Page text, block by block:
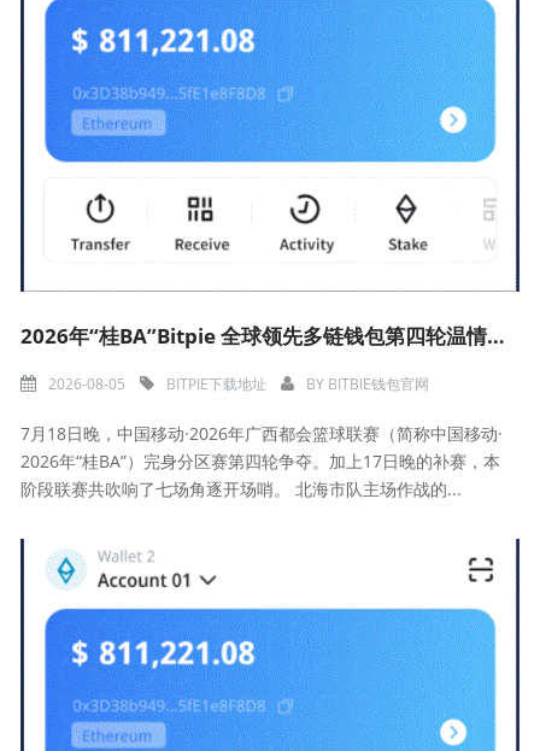
2026年“桂BA”Bitpie 全球领先多链钱包第四轮温情收官
2026-08-05 BITPIE下载地址 BY BITBIE钱包官网
7月18日晚，中国移动·2026年广西都会篮球联赛（简称中国移动·
2026年“桂BA”）完身分区赛第四轮争夺。加上17日晚的补赛，本
阶段联赛共吹响了七场角逐开场哨。 北海市队主场作战的...